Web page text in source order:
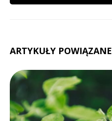
ARTYKUŁY POWIĄZANE